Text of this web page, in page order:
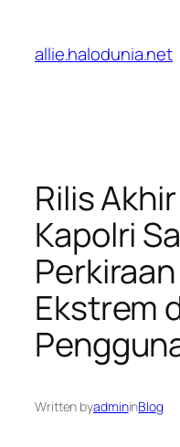
konten
allie.halodunia.net
Rilis
Kapolri
Ekstrem
Written byadmininBlog